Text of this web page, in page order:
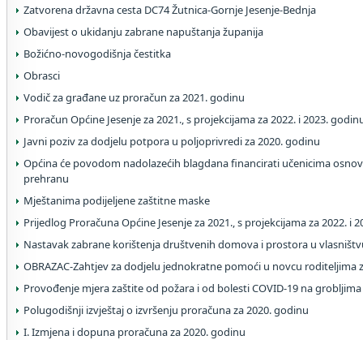
Zatvorena državna cesta DC74 Žutnica-Gornje Jesenje-Bednja
Obavijest o ukidanju zabrane napuštanja županija
Božićno-novogodišnja čestitka
Obrasci
Vodič za građane uz proračun za 2021. godinu
Proračun Općine Jesenje za 2021., s projekcijama za 2022. i 2023.
Javni poziv za dodjelu potpora u poljoprivredi za 2020. godinu
Općina će povodom nadolazećih blagdana financirati učenicima
prehranu
Mještanima podijeljene zaštitne maske
Prijedlog Proračuna Općine Jesenje za 2021., s projekcijama za 2022. i
Nastavak zabrane korištenja društvenih domova i prostora u
OBRAZAC-Zahtjev za dodjelu jednokratne pomoći u novcu roditeljima
Provođenje mjera zaštite od požara i od bolesti COVID-19 na grobljima
Polugodišnji izvještaj o izvršenju proračuna za 2020. godinu
I. Izmjena i dopuna proračuna za 2020. godinu